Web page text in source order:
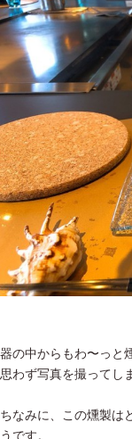
器の中からもわ〜っと
思わず写真を撮ってし
ちなみに、この燻製は
うです。